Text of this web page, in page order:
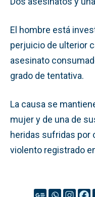
El hombre está
perjuicio de ulterior
asesinato
grado de tentativa.
La causa se
mujer y de una de
heridas sufridas por
violento registrado